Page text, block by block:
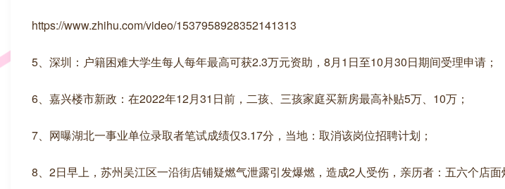
https://www.zhihu.com/video/1537958928352141313
5、深圳：户籍困难大学生每人每年最高可获2.3万元资助，8月1日至10月30日期间受理申请；
6、嘉兴楼市新政：在2022年12月31日前，二孩、三孩家庭买新房最高补贴5万、10万；
7、网曝湖北一事业单位录取者笔试成绩仅3.17分，当地：取消该岗位招聘计划；
8、2日早上，苏州吴江区一沿街店铺疑燃气泄露引发爆燃，造成2人受伤，亲历者：五六个店面